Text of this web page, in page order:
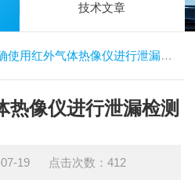
技术文章
使用红外气体热像仪进行泄漏检测
热像仪进行泄漏检测
07-19 点击次数：412